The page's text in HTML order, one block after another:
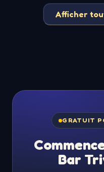
Afficher
GRATUIT
Bar